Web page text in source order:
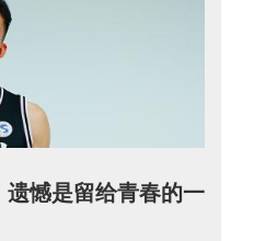
憾是留给青春的一